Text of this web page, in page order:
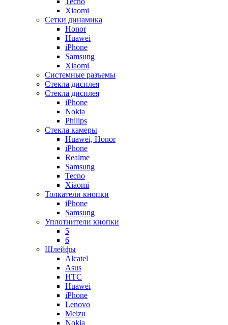
Xiaomi
Сетки динамика
Honor
Huawei
iPhone
Samsung
Xiaomi
Системные разъемы
Стекла дисплея
Стекла дисплея
iPhone
Nokia
Philips
Стекла камеры
Huawei, Honor
iPhone
Realme
Samsung
Tecno
Xiaomi
Толкатели кнопки
iPhone
Samsung
Уплотнители кнопки
5
6
Шлейфы
Alcatel
Asus
HTC
Huawei
iPhone
Lenovo
Meizu
Nokia